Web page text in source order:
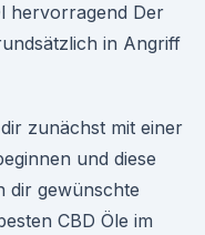
hervorragend Der
in Angriff
zunächst mit einer
und diese
dir gewünschte
CBD Öle im